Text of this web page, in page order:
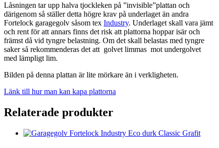
Låsningen tar upp halva tjockleken på ”invisible”plattan och
därigenom så ställer detta högre krav på underlaget än andra
Fortelock garagegolv såsom tex Industry. Underlaget skall vara jämt
och rent för att annars finns det risk att plattorna hoppar isär och
främst då vid tyngre belastning. Om det skall belastas med tyngre
saker så rekommenderas det att golvet limmas mot undergolvet
med lämpligt lim.
Bilden på denna plattan är lite mörkare än i verkligheten.
Länk till hur man kan kapa plattorna
Relaterade produkter